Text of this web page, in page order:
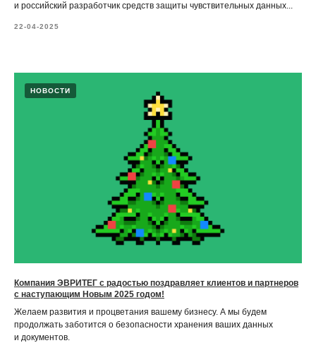
и российский разработчик средств защиты чувствительных данных...
22-04-2025
НОВОСТИ
Компания ЭВРИТЕГ с радостью поздравляет клиентов и партнеров
с наступающим Новым 2025 годом!
Желаем развития и процветания вашему бизнесу. А мы будем
продолжать заботится о безопасности хранения ваших данных
и документов.